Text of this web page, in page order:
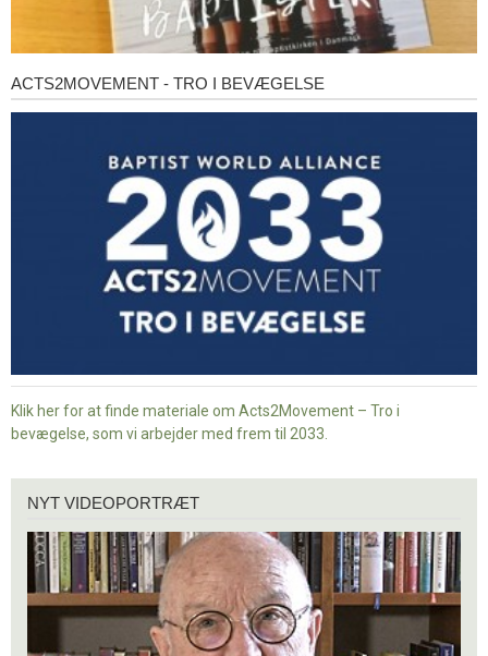
Acts2Movement
-
ACTS2MOVEMENT - TRO I BEVÆGELSE
Klik her for at finde materiale om Acts2Movement – Tro i
bevægelse, som vi arbejder med frem til 2033.
videoportræt
NYT VIDEOPORTRÆT